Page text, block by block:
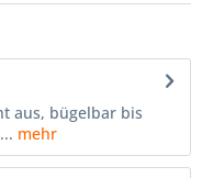
aus, bügelbar bis
mehr